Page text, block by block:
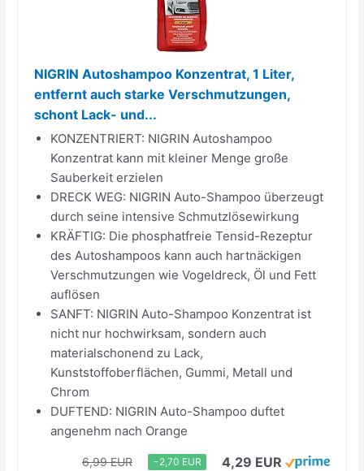
NIGRIN Autoshampoo Konzentrat, 1 Liter,
entfernt auch starke Verschmutzungen,
schont Lack- und...
KONZENTRIERT: NIGRIN Autoshampoo
Konzentrat kann mit kleiner Menge große
Sauberkeit erzielen
DRECK WEG: NIGRIN Auto-Shampoo überzeugt
durch seine intensive Schmutzlösewirkung
KRÄFTIG: Die phosphatfreie Tensid-Rezeptur
des Autoshampoos kann auch hartnäckigen
Verschmutzungen wie Vogeldreck, Öl und Fett
auflösen
SANFT: NIGRIN Auto-Shampoo Konzentrat ist
nicht nur hochwirksam, sondern auch
materialschonend zu Lack,
Kunststoffoberflächen, Gummi, Metall und
Chrom
DUFTEND: NIGRIN Auto-Shampoo duftet
angenehm nach Orange
6,99 EUR −2,70 EUR 4,29 EUR